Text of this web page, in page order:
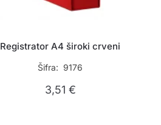
Registrator A4 široki crveni
Šifra: 9176
3,51 €